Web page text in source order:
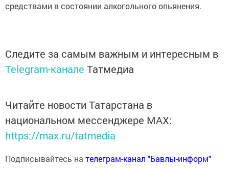
средствами в состоянии алкогольного опьянения.
Следите за самым важным и интересным в
Telegram-канале Татмедиа
Читайте новости Татарстана в
национальном мессенджере MАХ:
https://max.ru/tatmedia
Подписывайтесь на телеграм-канал "Бавлы-информ"